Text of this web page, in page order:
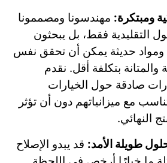
ومبتكرة: مهندسونا ومصممونا
التقليدية فقط، بل يبحثون
ومواد حديثة يمكن أن تحقق نفس
والمتانة بتكلفة أقل. نقدم
صادقة حول الخيارات
مع ميزانياتهم دون أن تؤثر
النهائي.
طويلة الأمد: قد يبدو الإصلاح